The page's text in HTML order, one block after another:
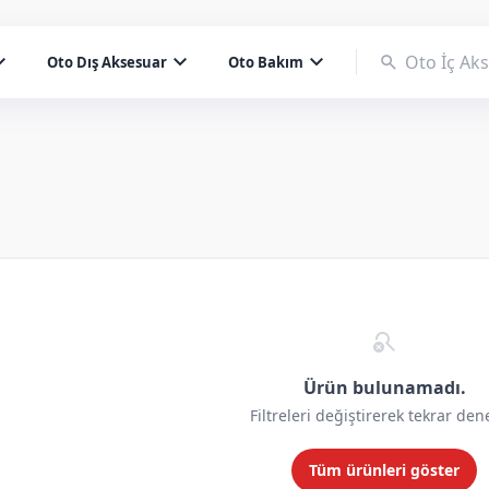
Oto Dış Aksesuar expand_more Oto Bakım expand_more search
search_off
Ürün bulunamadı.
Filtreleri değiştirerek tekrar
Tüm ürünleri göster